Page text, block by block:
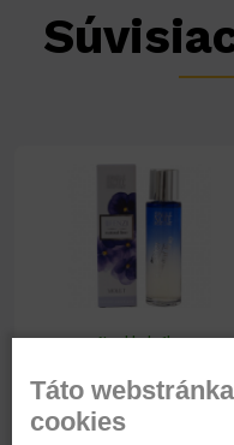
Na sklade 1ks
Táto
cookies